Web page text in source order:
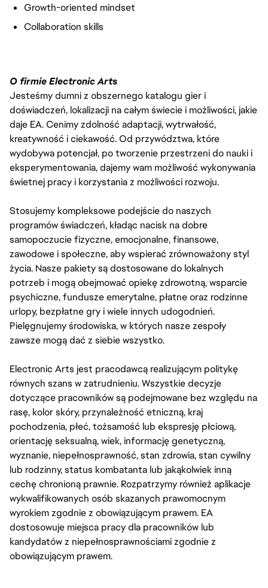
Growth-oriented mindset
Collaboration skills
O firmie Electronic Arts
Jesteśmy dumni z obszernego katalogu gier i
doświadczeń, lokalizacji na całym świecie i możliwości, jakie
daje EA. Cenimy zdolność adaptacji, wytrwałość,
kreatywność i ciekawość. Od przywództwa, które
wydobywa potencjał, po tworzenie przestrzeni do nauki i
eksperymentowania, dajemy wam możliwość wykonywania
świetnej pracy i korzystania z możliwości rozwoju.
Stosujemy kompleksowe podejście do naszych
programów świadczeń, kładąc nacisk na dobre
samopoczucie fizyczne, emocjonalne, finansowe,
zawodowe i społeczne, aby wspierać zrównoważony styl
życia. Nasze pakiety są dostosowane do lokalnych
potrzeb i mogą obejmować opiekę zdrowotną, wsparcie
psychiczne, fundusze emerytalne, płatne oraz rodzinne
urlopy, bezpłatne gry i wiele innych udogodnień.
Pielęgnujemy środowiska, w których nasze zespoły
zawsze mogą dać z siebie wszystko.
Electronic Arts jest pracodawcą realizującym politykę
równych szans w zatrudnieniu. Wszystkie decyzje
dotyczące pracowników są podejmowane bez względu na
rasę, kolor skóry, przynależność etniczną, kraj
pochodzenia, płeć, tożsamość lub ekspresję płciową,
orientację seksualną, wiek, informację genetyczną,
wyznanie, niepełnosprawność, stan zdrowia, stan cywilny
lub rodzinny, status kombatanta lub jakąkolwiek inną
cechę chronioną prawnie. Rozpatrzymy również aplikacje
wykwalifikowanych osób skazanych prawomocnym
wyrokiem zgodnie z obowiązującym prawem. EA
dostosowuje miejsca pracy dla pracowników lub
kandydatów z niepełnosprawnościami zgodnie z
obowiązującym prawem.